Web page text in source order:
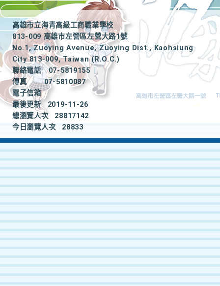
高雄市立海青高級工商職業學校
813-009 高雄市左營區左營大路1號
No.1, Zuoying Avenue, Zuoying Dist., Kaohsiung
City 813-009, Taiwan (R.O.C.)
聯絡電話
07-5819155
|
傳真
07-5810087
電子信箱
最後更新
2019-11-26
總瀏覽人次
28817142
今日瀏覽人次
28833